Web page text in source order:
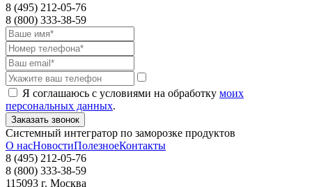
8 (495) 212-05-76
8 (800) 333-38-59
Я соглашаюсь с условиями на обработку моих
персональных данных.
Заказать звонок
Системный интегратор по заморозке продуктов
О насНовостиПолезноеКонтакты
8 (495) 212-05-76
8 (800) 333-38-59
115093 г. Москва